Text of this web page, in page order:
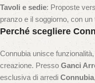
Tavoli e sedie: Proposte
pranzo e il soggiorno, con
Perché scegliere
Connubia unisce
creazione. Presso Ganci
esclusiva di arredi Connubia